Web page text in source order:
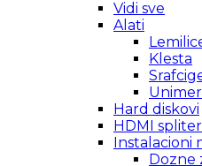
Vidi sve
Alati
Klesta
Hard diskovi
HDMI
Instalacioni
Dozne